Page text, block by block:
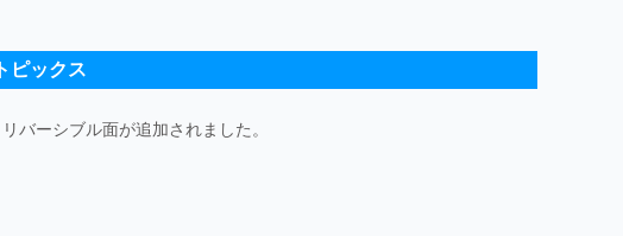
ピックス
ーシブル面が追加されました。